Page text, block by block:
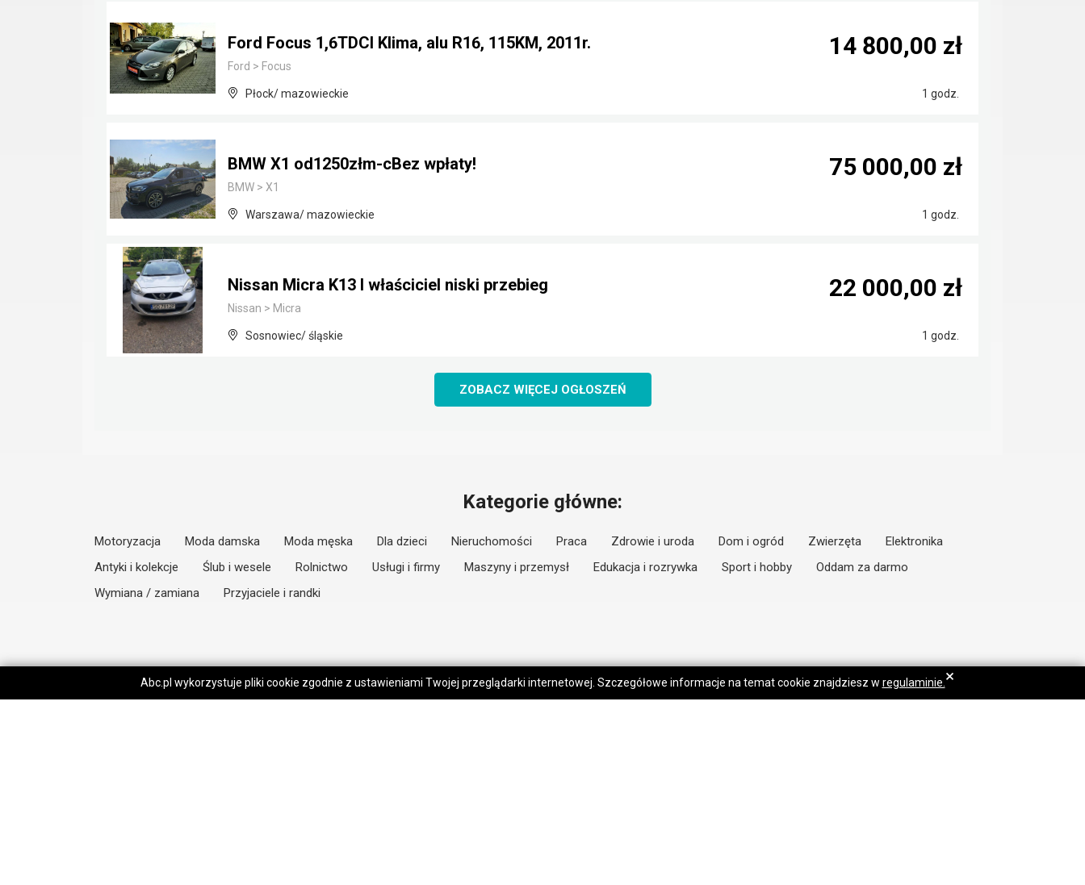
Ford Focus 1,6TDCI Klima, alu R16, 115KM, 2011r.
Ford > Focus
Płock/ mazowieckie 1 godz.
14 800,00 zł
BMW X1 od1250złm-cBez wpłaty!
BMW > X1
Warszawa/ mazowieckie 1 godz.
75 000,00 zł
Nissan Micra K13 I właściciel niski przebieg
Nissan > Micra
Sosnowiec/ śląskie 1 godz.
22 000,00 zł
ZOBACZ WIĘCEJ OGŁOSZEŃ
Kategorie główne:
Motoryzacja Moda damska Moda męska Dla dzieci Nieruchomości Praca Zdrowie i uroda Dom i ogród Zwierzęta
Elektronika
Antyki i kolekcje
Ślub i wesele Rolnictwo Usługi i firmy Maszyny i przemysł Edukacja i rozrywka Sport i hobby
Oddam za darmo
Wymiana / zamiana
Przyjaciele i randki
Abc.pl wykorzystuje pliki cookie zgodnie z ustawieniami Twojej przeglądarki internetowej. Szczegółowe informacje na temat cookie znajdziesz w regulaminie. ×